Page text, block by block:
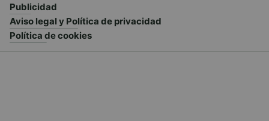
Publicidad
Aviso legal y Política de privacidad
Política de cookies